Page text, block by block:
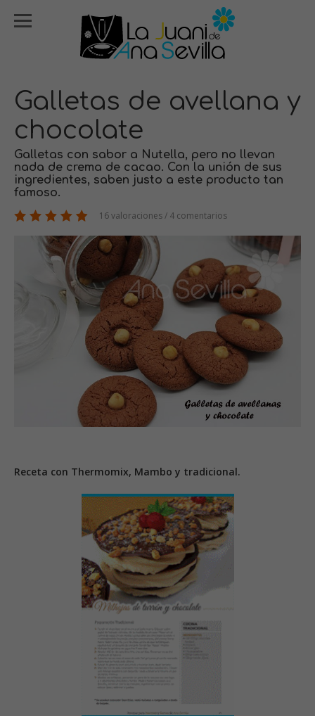
Galletas de avellana y
chocolate
Galletas con sabor a Nutella, pero no llevan
nada de crema de cacao. Con la unión de sus
ingredientes, saben justo a este producto tan
famoso.
16 valoraciones / 4 comentarios
Receta con Thermomix, Mambo y tradicional.